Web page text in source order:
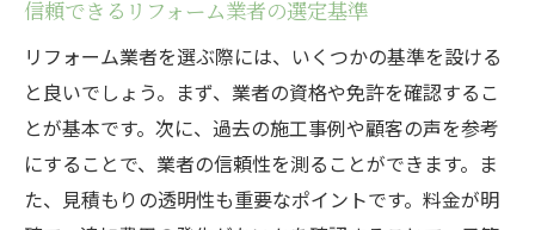
信頼できるリフォーム業者の選定基準
リフォーム業者を選ぶ際には、いくつかの基準を設ける
と良いでしょう。まず、業者の資格や免許を確認するこ
とが基本です。次に、過去の施工事例や顧客の声を参考
にすることで、業者の信頼性を測ることができます。ま
た、見積もりの透明性も重要なポイントです。料金が明